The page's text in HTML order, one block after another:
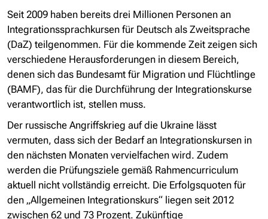
Seit 2009 haben bereits drei Millionen Personen an
Integrationssprachkursen für Deutsch als Zweitsprache
(DaZ) teilgenommen. Für die kommende Zeit zeigen sich
verschiedene Herausforderungen in diesem Bereich,
denen sich das Bundesamt für Migration und Flüchtlinge
(BAMF), das für die Durchführung der Integrationskurse
verantwortlich ist, stellen muss.
Der russische Angriffskrieg auf die Ukraine lässt
vermuten, dass sich der Bedarf an Integrationskursen in
den nächsten Monaten vervielfachen wird. Zudem
werden die Prüfungsziele gemäß Rahmencurriculum
aktuell nicht vollständig erreicht. Die Erfolgsquoten für
den „Allgemeinen Integrationskurs“ liegen seit 2012
zwischen 62 und 73 Prozent. Zukünftige